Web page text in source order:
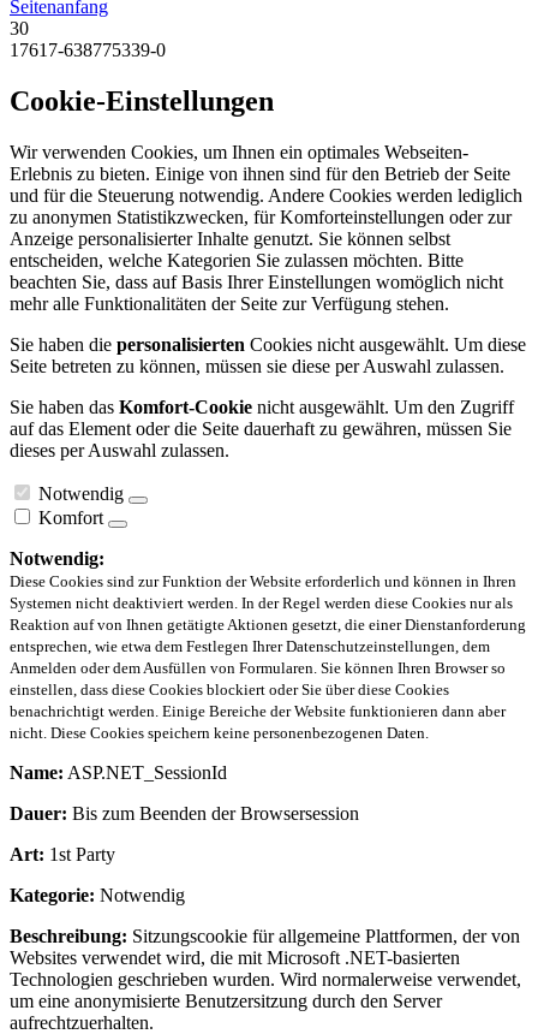
Seitenanfang
30
17617-638775339-0
Cookie-Einstellungen
Wir verwenden Cookies, um Ihnen ein optimales Webseiten-
Erlebnis zu bieten. Einige von ihnen sind für den Betrieb der Seite
und für die Steuerung notwendig. Andere Cookies werden lediglich
zu anonymen Statistikzwecken, für Komforteinstellungen oder zur
Anzeige personalisierter Inhalte genutzt. Sie können selbst
entscheiden, welche Kategorien Sie zulassen möchten. Bitte
beachten Sie, dass auf Basis Ihrer Einstellungen womöglich nicht
mehr alle Funktionalitäten der Seite zur Verfügung stehen.
Sie haben die personalisierten Cookies nicht ausgewählt. Um diese
Seite betreten zu können, müssen sie diese per Auswahl zulassen.
Sie haben das Komfort-Cookie nicht ausgewählt. Um den Zugriff
auf das Element oder die Seite dauerhaft zu gewähren, müssen Sie
dieses per Auswahl zulassen.
Notwendig
Komfort
Notwendig:
Diese Cookies sind zur Funktion der Website erforderlich und können in Ihren
Systemen nicht deaktiviert werden. In der Regel werden diese Cookies nur als
Reaktion auf von Ihnen getätigte Aktionen gesetzt, die einer Dienstanforderung
entsprechen, wie etwa dem Festlegen Ihrer Datenschutzeinstellungen, dem
Anmelden oder dem Ausfüllen von Formularen. Sie können Ihren Browser so
einstellen, dass diese Cookies blockiert oder Sie über diese Cookies
benachrichtigt werden. Einige Bereiche der Website funktionieren dann aber
nicht. Diese Cookies speichern keine personenbezogenen Daten.
Name: ASP.NET_SessionId
Dauer: Bis zum Beenden der Browsersession
Art: 1st Party
Kategorie: Notwendig
Beschreibung: Sitzungscookie für allgemeine Plattformen, der von
Websites verwendet wird, die mit Microsoft .NET-basierten
Technologien geschrieben wurden. Wird normalerweise verwendet,
um eine anonymisierte Benutzersitzung durch den Server
aufrechtzuerhalten.